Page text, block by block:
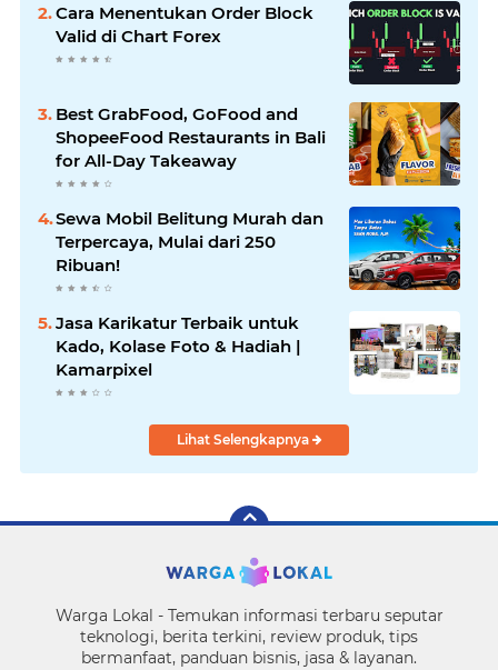
Cara Menentukan Order Block
Valid di Chart Forex
Best GrabFood, GoFood and
ShopeeFood Restaurants in Bali
for All-Day Takeaway
Sewa Mobil Belitung Murah dan
Terpercaya, Mulai dari 250
Ribuan!
Jasa Karikatur Terbaik untuk
Kado, Kolase Foto & Hadiah |
Kamarpixel
Lihat Selengkapnya
Warga Lokal - Temukan informasi terbaru seputar
teknologi, berita terkini, review produk, tips
bermanfaat, panduan bisnis, jasa & layanan.